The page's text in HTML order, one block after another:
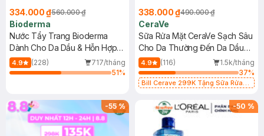
334.000 ₫560.000 ₫
Bioderma
Nước Tẩy Trang Bioderma
Dành Cho Da Dầu & Hỗn Hợp
500ml
4.9 (228)
717/tháng
51%
338.000 ₫490.000 ₫
CeraVe
Sữa Rửa Mặt CeraVe Sạch Sâu
Cho Da Thường Đến Da Dầu
473ml
4.9 (116)
1.5k/tháng
37%
Bill Cerave 299K Tặng Sữa Rửa
-55% -50 %